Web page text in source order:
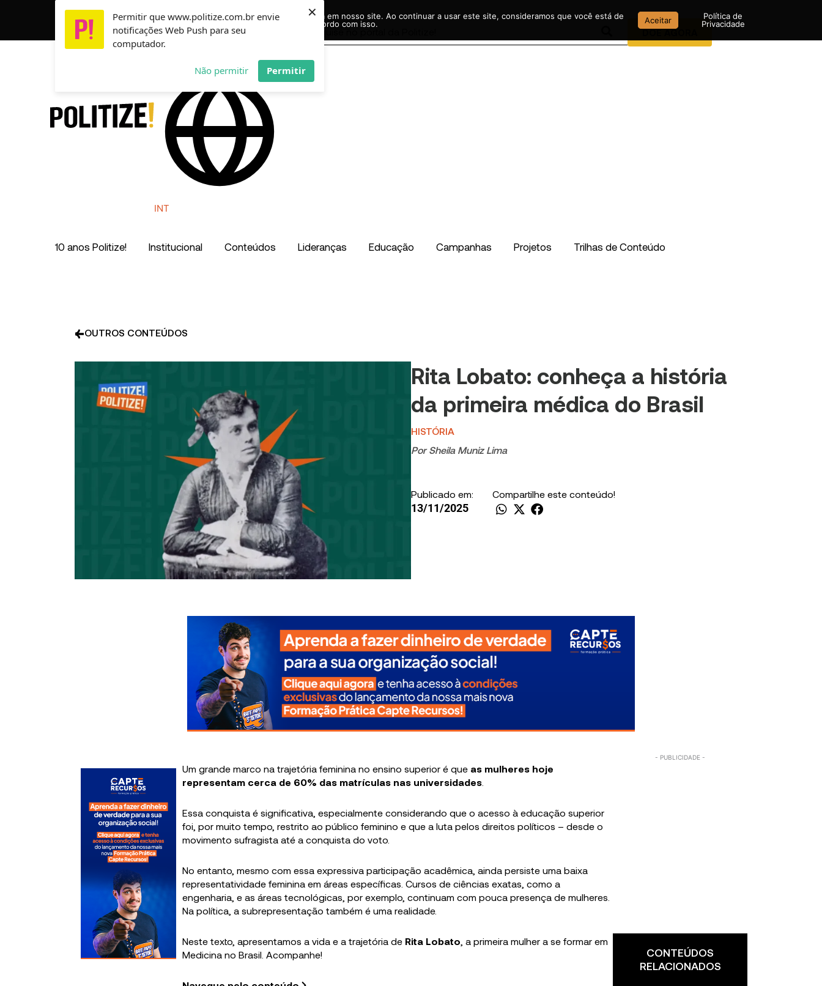
Permitir que www.politize.com.br envie
notificações Web Push para seu
computador.
Não permitir Permitir
×
CO
INT
Pesquisar
DOE AGORA
10 anos Politize! Institucional Conteúdos Lideranças Educação Campanhas Projetos Trilhas de Conteúdo
OUTROS CONTEÚDOS
Rita Lobato: conheça a história
da primeira médica do Brasil
HISTÓRIA
Por Sheila Muniz Lima
Publicado em:
13/11/2025
Compartilhe este conteúdo!
Um grande marco na trajetória feminina no ensino superior é que as mulheres hoje
representam cerca de 60% das matrículas nas universidades
Essa conquista é significativa, especialmente considerando que o acesso à educação superior
foi, por muito tempo, restrito ao público feminino e que a luta pelos direitos políticos – desde o
movimento sufragista até a conquista do voto.
No entanto, mesmo com essa expressiva participação acadêmica, ainda persiste uma baixa
representatividade feminina em áreas específicas. Cursos de ciências exatas, como a
engenharia, e as áreas tecnológicas, por exemplo, continuam com pouca presença de mulheres.
Na política, a subrepresentação também é uma realidade.
Neste texto, apresentamos a vida e a trajetória de Rita Lobato , a primeira mulher a se formar em
Medicina no Brasil. Acompanhe!
CONTEÚDOS
RELACIONADOS
Usamos cookies para garantir que você tenha a melhor experiência em nosso site. Ao continuar a usar este site, consideramos que você está de
acordo com isso.
Aceitar
Política de
Privacidade